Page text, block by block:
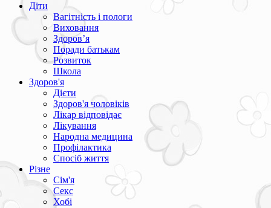
Діти
Вагітність і пологи
Виховання
Здоров’я
Поради батькам
Розвиток
Школа
Здоров'я
Дієти
Здоров'я чоловіків
Лікар відповідає
Лікування
Народна медицина
Профілактика
Спосіб життя
Різне
Сім'я
Секс
Хобі